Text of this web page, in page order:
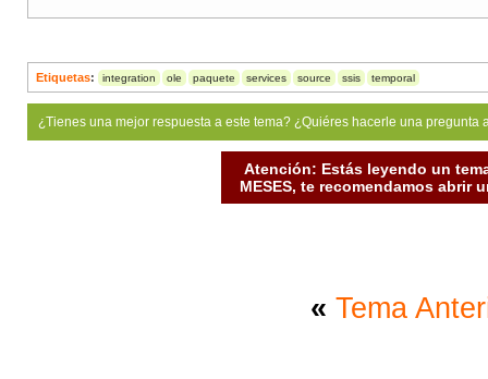
Etiquetas: integration ole paquete services source ssis temporal
¿Tienes una mejor respuesta a este tema? ¿Quiéres hacerle una
Atención: Estás leyendo un
MESES, te recomendamos abrir
« Tema